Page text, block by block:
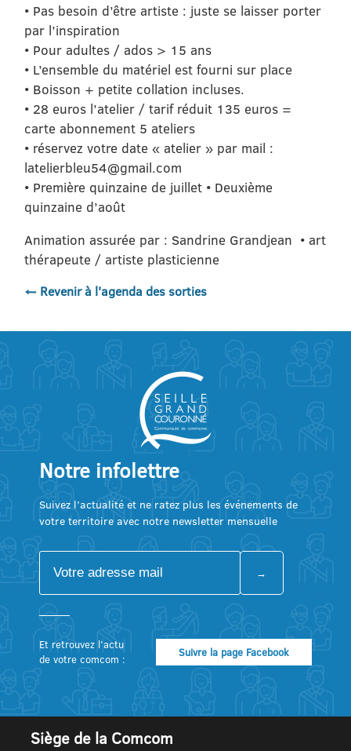
• Pas besoin d’être artiste : juste se laisser porter
par l’inspiration
• Pour adultes / ados > 15 ans
• L’ensemble du matériel est fourni sur place
• Boisson + petite collation incluses.
• 28 euros l’atelier / tarif réduit 135 euros =
carte abonnement 5 ateliers
• réservez votre date « atelier » par mail :
latelierbleu54@gmail.com
• Première quinzaine de juillet • Deuxième
quinzaine d’août
Animation assurée par : Sandrine Grandjean • art
thérapeute / artiste plasticienne
← Revenir à l'agenda des sorties
Notre infolettre
Suivez l’actualité et ne ratez plus les événements de
votre territoire avec notre newsletter mensuelle
Et retrouvez l’actu
de votre comcom :
Suivre la page Facebook
Siège de la Comcom